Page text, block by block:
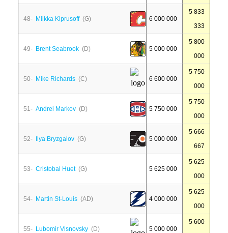
48- Miikka Kiprusoff(G) 6 000 000
5 833
333
49- Brent Seabrook (D) 5 000 000
5 800
000
50- Mike Richards (C) 6 600 000
5 750
000
51- Andrei Markov (D) 5 750 000
5 750
000
52- Ilya Bryzgalov (G) 5 000 000
5 666
667
53- Cristobal Huet(G) 5 625 000
5 625
000
54- Martin St-Louis (AD) 4 000 000
5 625
000
55- Lubomir Visnovsky (D) 5 000 000
5 600